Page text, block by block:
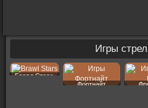
Игры
Бравл Старс
Фортнайт